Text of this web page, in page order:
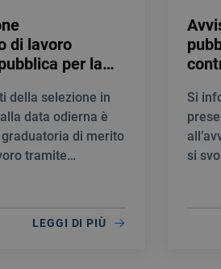
di lavoro
per la
la stipula di
della selezione in
data odierna è
di merito
tramite
stipula di contratti a
LEGGI DI PIÙ
E
Si
si